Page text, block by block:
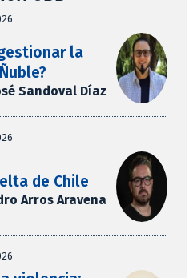
la
Sandoval Díaz
de Chile
Arros Aravena